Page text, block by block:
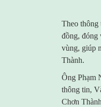
Theo
đồng, đóng
vùng, giúp
Thành.
Ông Phạm
thông tin,
Chơn